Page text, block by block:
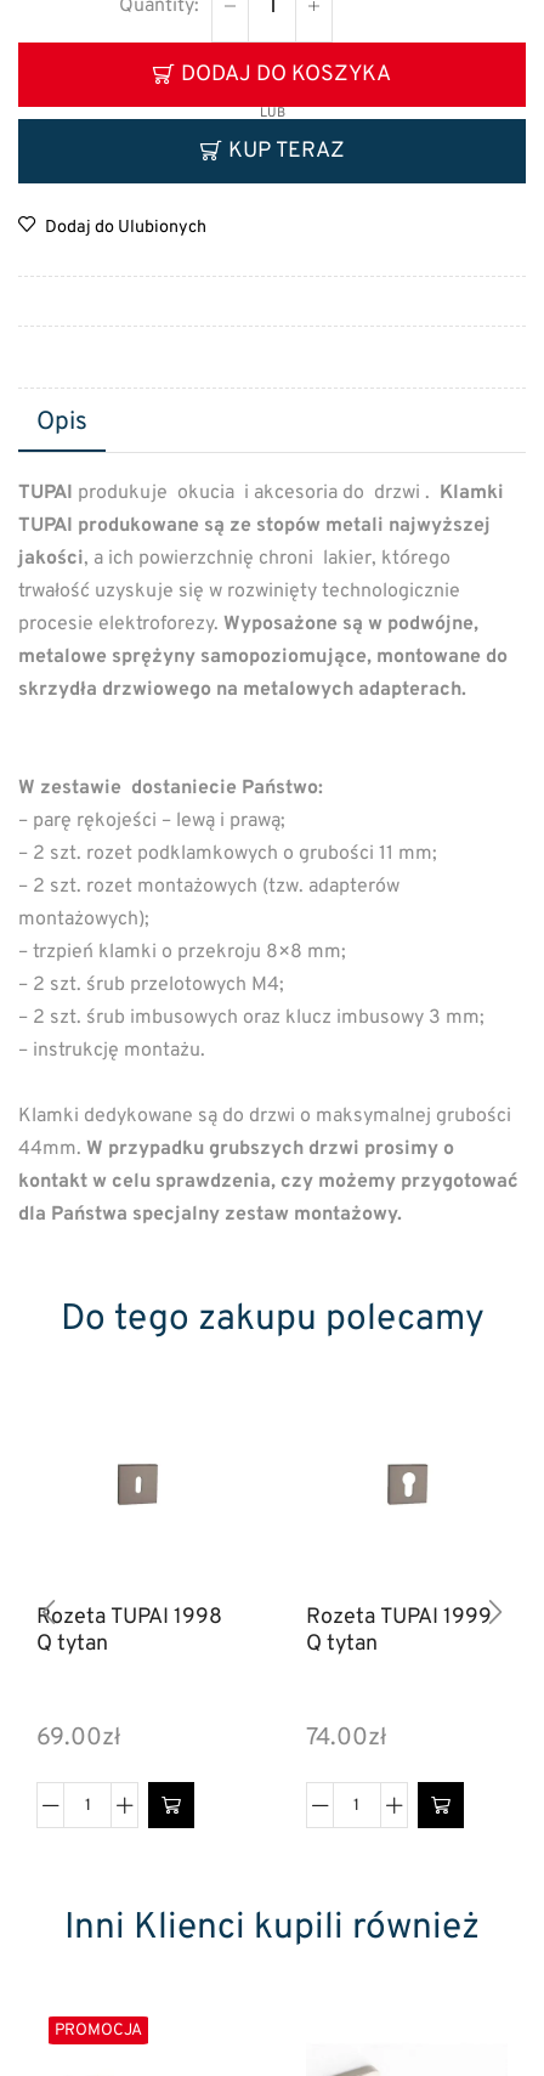
DODAJ DO KOSZYKA
LUB
KUP TERAZ
Dodaj do Ulubionych
Opis
TUPAI produkuje okucia i akcesoria do drzwi . Klamki
TUPAI produkowane są ze stopów metali najwyższej
jakości, a ich powierzchnię chroni lakier, którego
trwałość uzyskuje się w rozwinięty technologicznie
procesie elektroforezy. Wyposażone są w podwójne,
metalowe sprężyny samopoziomujące, montowane do
skrzydła drzwiowego na metalowych adapterach.
W zestawie dostaniecie Państwo:
– parę rękojeści – lewą i prawą;
– 2 szt. rozet podklamkowych o grubości 11 mm;
– 2 szt. rozet montażowych (tzw. adapterów
montażowych);
– trzpień klamki o przekroju 8×8 mm;
– 2 szt. śrub przelotowych M4;
– 2 szt. śrub imbusowych oraz klucz imbusowy 3 mm;
– instrukcję montażu.
Klamki dedykowane są do drzwi o maksymalnej grubości
44mm. W przypadku grubszych drzwi prosimy o
kontakt w celu sprawdzenia, czy możemy przygotować
dla Państwa specjalny zestaw montażowy.
Do tego zakupu polecamy
Rozeta TUPAI 1998
Q tytan
69.00zł
Rozeta TUPAI 1999
Q tytan
74.00zł
Inni Klienci kupili również
PROMOCJA